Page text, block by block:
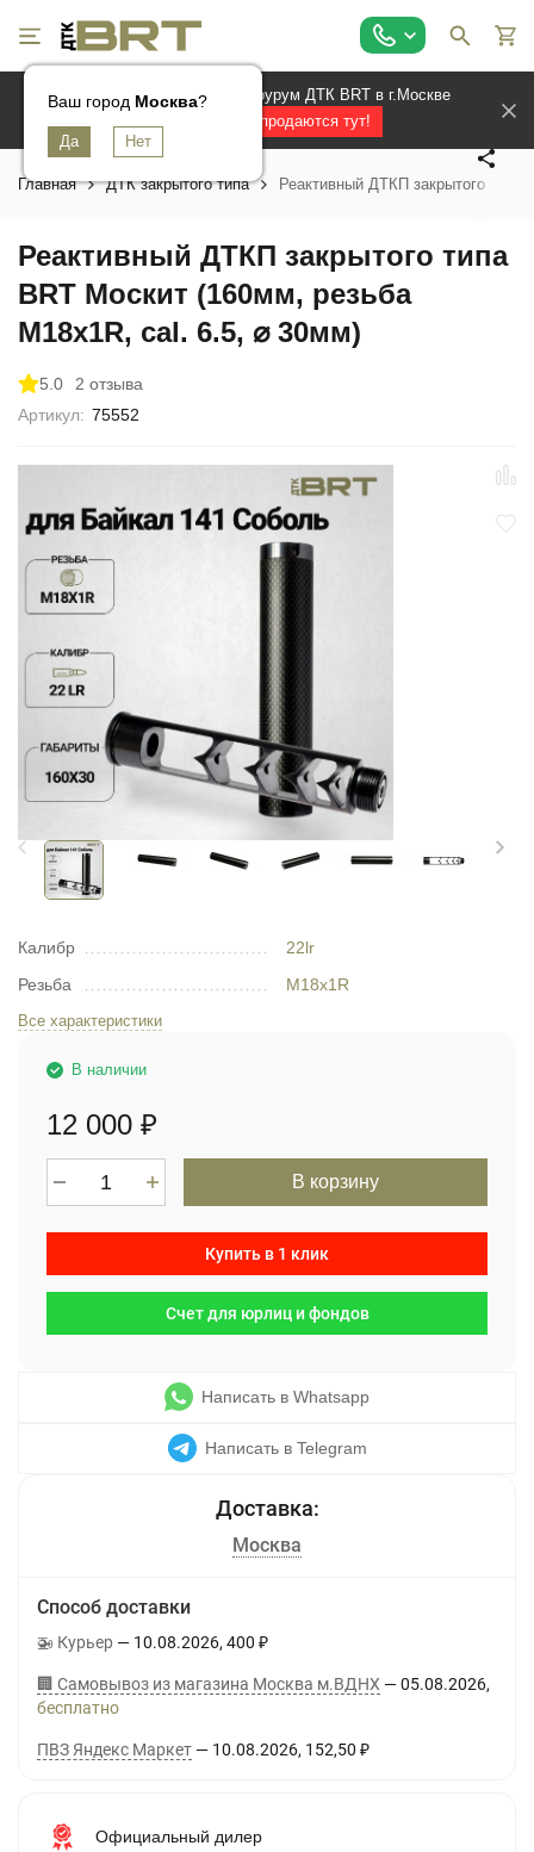
Ваш город Москва?
Ваш город Москва?
Ваш город Москва?
Официальный магазин и шоурум ДТК BRT в г.Москве
Лучшие ДТК продаются тут!
Главная ДТК закрытого типа Реактивный ДТКП закрытого
Реактивный ДТКП закрытого типа
BRT Москит (160мм, резьба
М18х1R, cal. 6.5, ⌀ 30мм)
5.0
2 отзыва
Артикул: 75552
Калибр
22lr
Резьба
М18х1R
Все характеристики
В наличии
12 000 ₽
В корзину
Купить в 1 клик
Счет для юрлиц и фондов
Написать в Whatsapp
Написать в Telegram
Москва
Способ доставки
🚁 Курьер 10.08.2026 400 ₽
🏢 Самовывоз из магазина Москва м.ВДНХ
05.08.2026
Бесплатно
ПВЗ Яндекс Маркет 10.08.2026 152,50 ₽
Официальный дилер